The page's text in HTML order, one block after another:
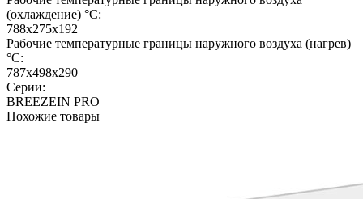
(охлаждение) °C:
788х275х192
Рабочие температурные границы наружного воздуха (нагрев)
°C:
787х498х290
Серии:
BREEZEIN PRO
Похожие товары